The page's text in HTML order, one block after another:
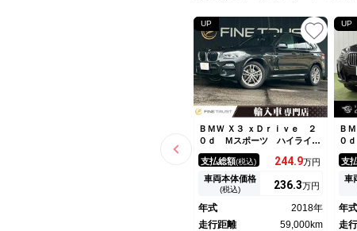
UP
ＢＭＷ Ｘ３ ｘＤｒｉｖｅ ２
０ｄ Ｍスポーツ ハイライン
パッケージ モカブラウン革シ
ート ６ヶ月走行距離無制限保
証 アラウンドビューモニタ
ー 純正１０．２５インチナ
ア ＬＥＤヘッドライト フル
セグＴＶ 全席シートヒーター
支払総額(税込) 244.9万円
車両本体価格
(税込) 236.3万円
年式
2018年
走行距離
59,000km
UP
Ｂ
０
イヤ
ａ
シ
ド
ッ
／
支
車
年式
走